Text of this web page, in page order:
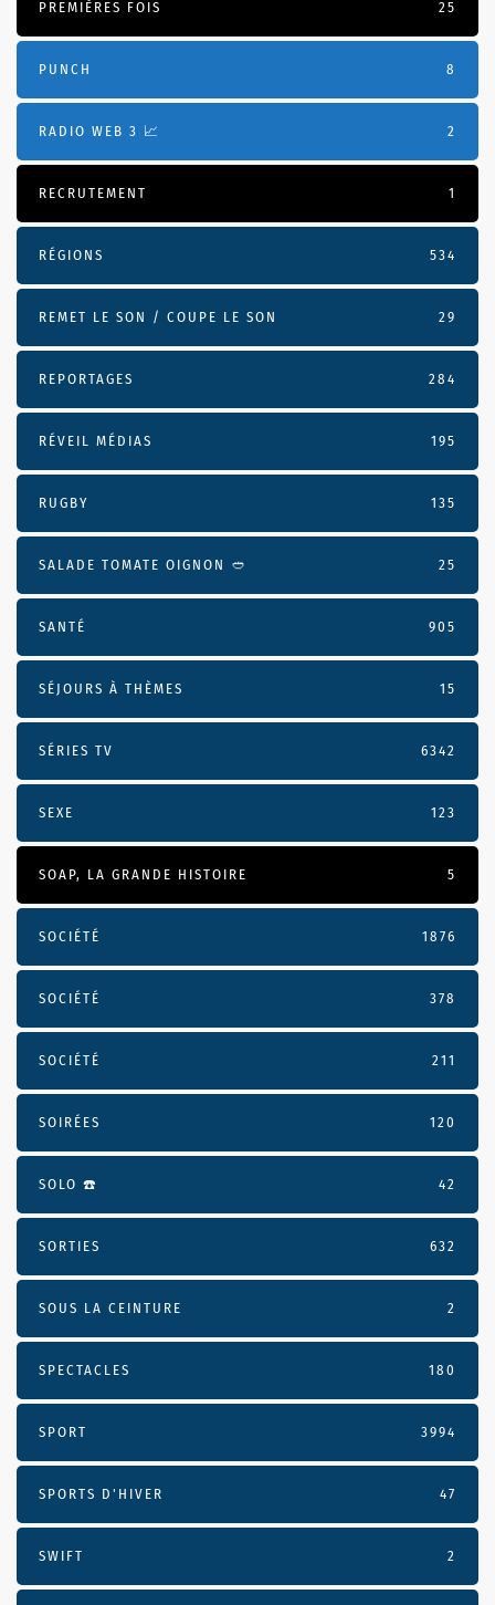
PREMIÈRES FOIS 25
PUNCH 8
RADIO WEB 3 📈 2
RECRUTEMENT 1
RÉGIONS 534
REMET LE SON / COUPE LE SON 29
REPORTAGES 284
RÉVEIL MÉDIAS 195
RUGBY 135
SALADE TOMATE OIGNON 🥙 25
SANTÉ 905
SÉJOURS À THÈMES 15
SÉRIES TV 6342
SEXE 123
SOAP, LA GRANDE HISTOIRE 5
SOCIÉTÉ 1876
SOCIÉTÉ 378
SOCIÉTÉ 211
SOIRÉES 120
SOLO ☎️ 42
SORTIES 632
SOUS LA CEINTURE 2
SPECTACLES 180
SPORT 3994
SPORTS D'HIVER 47
SWIFT 2